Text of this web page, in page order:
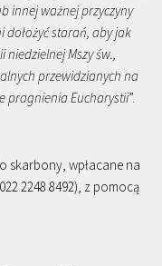
innej ważnej przyczyny
dołożyć starań, aby jak
Mszy św.,
przewidzianych na
pragnienia Eucharystii”.
skarbony, wpłacane na
2248 8492), z pomocą